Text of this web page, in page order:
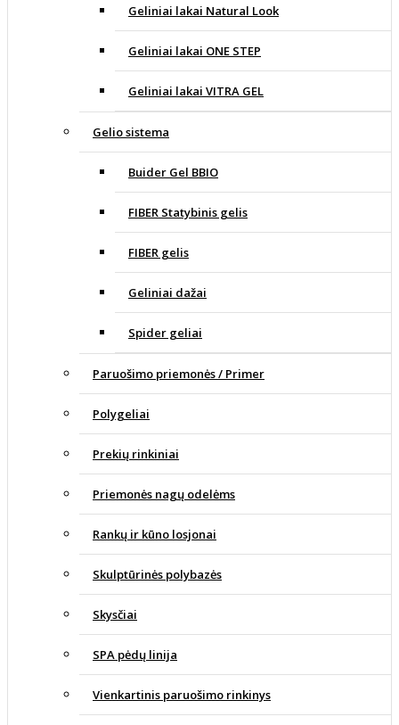
Geliniai lakai Natural Look
Geliniai lakai ONE STEP
Geliniai lakai VITRA GEL
Gelio sistema
Buider Gel BBIO
FIBER Statybinis gelis
FIBER gelis
Geliniai dažai
Spider geliai
Paruošimo priemonės / Primer
Polygeliai
Prekių rinkiniai
Priemonės nagų odelėms
Rankų ir kūno losjonai
Skulptūrinės polybazės
Skysčiai
SPA pėdų linija
Vienkartinis paruošimo rinkinys